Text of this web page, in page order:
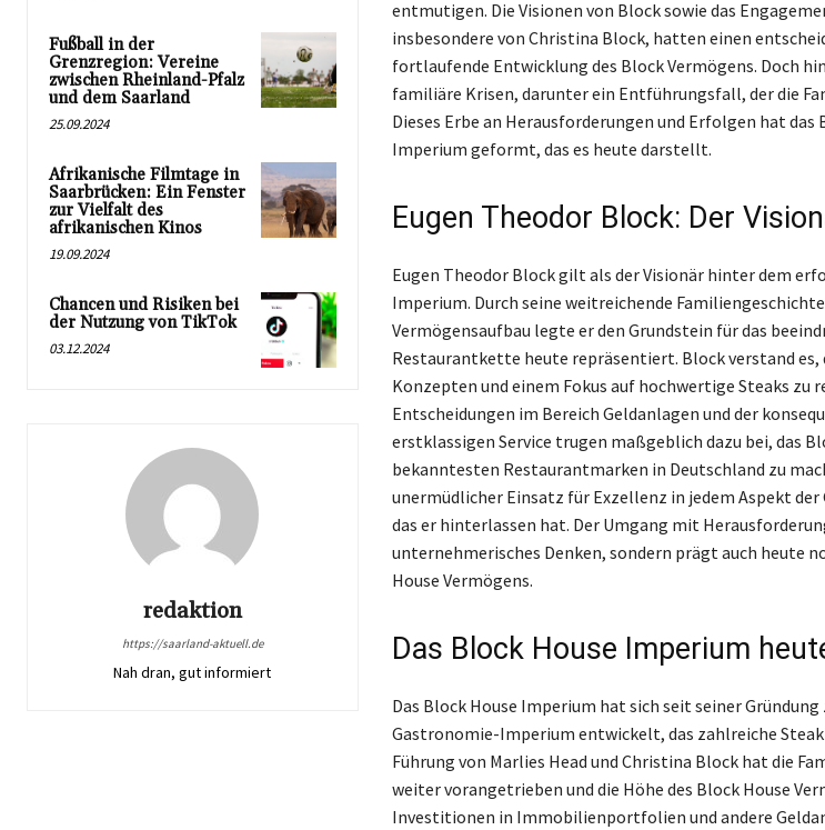
Fußball in der
Grenzregion: Vereine
zwischen Rheinland-Pfalz
und dem Saarland
25.09.2024
Afrikanische Filmtage in
Saarbrücken: Ein Fenster
zur Vielfalt des
afrikanischen Kinos
19.09.2024
Chancen und Risiken bei
der Nutzung von TikTok
03.12.2024
redaktion
https://saarland-aktuell.de
Nah dran, gut informiert
entmutigen. Die Visionen von Block sowie das
insbesondere von Christina Block, hatten einen
fortlaufende Entwicklung des Block Vermögens. Doch
familiäre Krisen, darunter ein Entführungsfall, der die
Dieses Erbe an Herausforderungen und Erfolgen hat das
Imperium geformt, das es heute darstellt.
Eugen Theodor Block: Der
Eugen Theodor Block gilt als der Visionär hinter dem
Imperium. Durch seine weitreichende
Vermögensaufbau legte er den Grundstein für das
Restaurantkette heute repräsentiert. Block verstand
Konzepten und einem Fokus auf hochwertige Steaks zu
Entscheidungen im Bereich Geldanlagen und der
erstklassigen Service trugen maßgeblich dazu bei, das
bekanntesten Restaurantmarken in Deutschland zu
unermüdlicher Einsatz für Exzellenz in jedem Aspekt
das er hinterlassen hat. Der Umgang mit
unternehmerisches Denken, sondern prägt auch heute
House Vermögens.
Das Block House Imperium
Das Block House Imperium hat sich seit seiner
Gastronomie-Imperium entwickelt, das zahlreiche
Führung von Marlies Head und Christina Block hat die
weiter vorangetrieben und die Höhe des Block House
Investitionen in Immobilienportfolien und andere